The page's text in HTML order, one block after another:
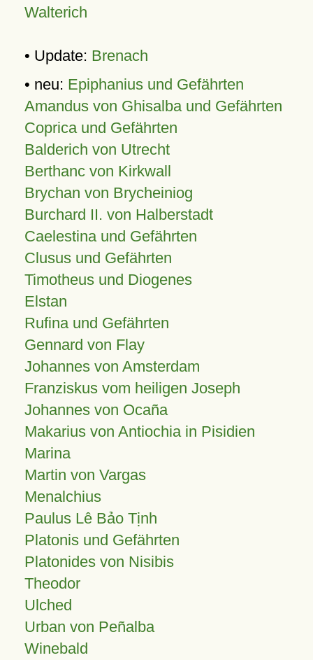
Walterich
• Update: Brenach
• neu: Epiphanius und Gefährten
Amandus von Ghisalba und Gefährten
Coprica und Gefährten
Balderich von Utrecht
Berthanc von Kirkwall
Brychan von Brycheiniog
Burchard II. von Halberstadt
Caelestina und Gefährten
Clusus und Gefährten
Timotheus und Diogenes
Elstan
Rufina und Gefährten
Gennard von Flay
Johannes von Amsterdam
Franziskus vom heiligen Joseph
Johannes von Ocaña
Makarius von Antiochia in Pisidien
Marina
Martin von Vargas
Menalchius
Paulus Lê Bảo Tịnh
Platonis und Gefährten
Platonides von Nisibis
Theodor
Ulched
Urban von Peñalba
Winebald